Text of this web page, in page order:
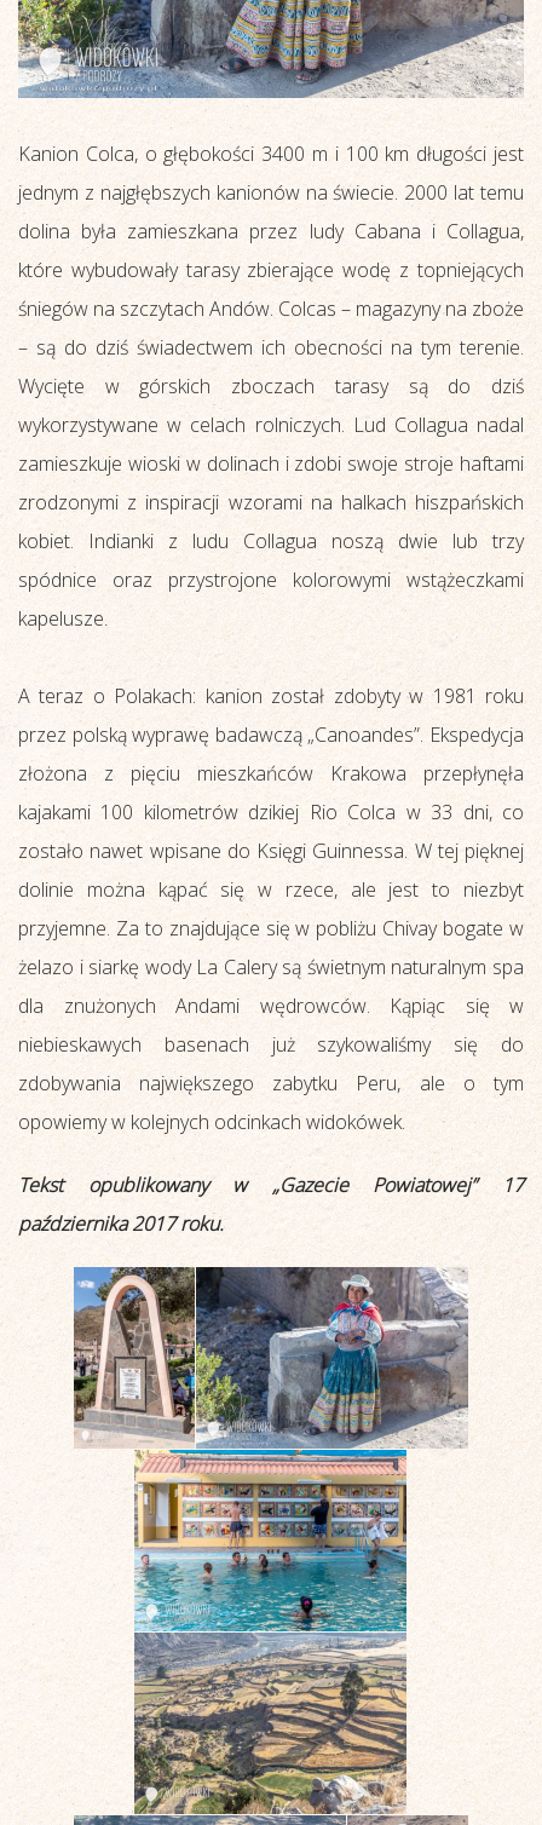
Kanion Colca, o głębokości 3400 m i 100 km długości jest
jednym z najgłębszych kanionów na świecie. 2000 lat temu
dolina była zamieszkana przez ludy Cabana i Collagua,
które wybudowały tarasy zbierające wodę z topniejących
śniegów na szczytach Andów. Colcas – magazyny na zboże
– są do dziś świadectwem ich obecności na tym terenie.
Wycięte w górskich zboczach tarasy są do dziś
wykorzystywane w celach rolniczych. Lud Collagua nadal
zamieszkuje wioski w dolinach i zdobi swoje stroje haftami
zrodzonymi z inspiracji wzorami na halkach hiszpańskich
kobiet. Indianki z ludu Collagua noszą dwie lub trzy
spódnice oraz przystrojone kolorowymi wstążeczkami
kapelusze.
A teraz o Polakach: kanion został zdobyty w 1981 roku
przez polską wyprawę badawczą „Canoandes”. Ekspedycja
złożona z pięciu mieszkańców Krakowa przepłynęła
kajakami 100 kilometrów dzikiej Rio Colca w 33 dni, co
zostało nawet wpisane do Księgi Guinnessa. W tej pięknej
dolinie można kąpać się w rzece, ale jest to niezbyt
przyjemne. Za to znajdujące się w pobliżu Chivay bogate w
żelazo i siarkę wody La Calery są świetnym naturalnym spa
dla znużonych Andami wędrowców. Kąpiąc się w
niebieskawych basenach już szykowaliśmy się do
zdobywania największego zabytku Peru, ale o tym
opowiemy w kolejnych odcinkach widokówek.
Tekst opublikowany w „Gazecie Powiatowej” 17
października 2017 roku.